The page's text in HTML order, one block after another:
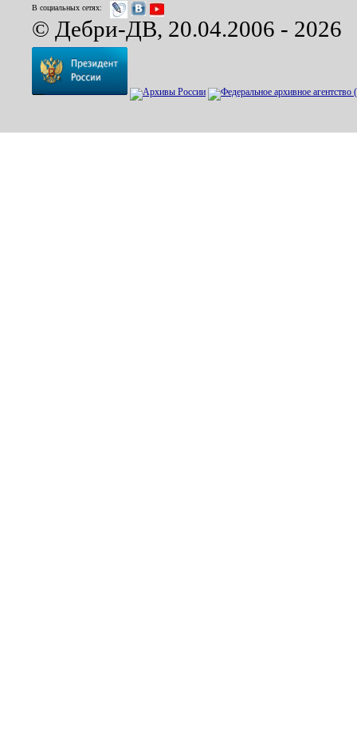
В социальных сетях:
© Дебри-ДВ, 20.04.2006 - 2026